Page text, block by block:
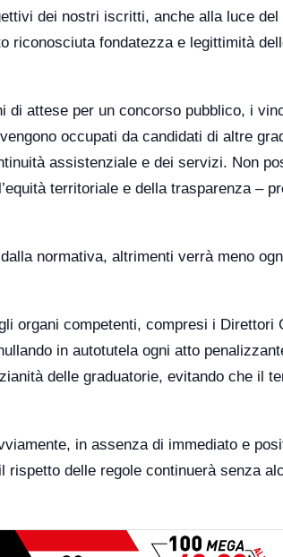
dei nostri iscritti, anche alla luce
riconosciuta fondatezza e legittimità
attese per un concorso pubblico, i
occupati da candidati di altre
assistenziale e dei servizi. Non
territoriale e della trasparenza –
normativa, altrimenti verrà meno
organi competenti, compresi i Direttori
in autotutela ogni atto
delle graduatorie, evitando che il
in assenza di immediato e
delle regole continuerà senza